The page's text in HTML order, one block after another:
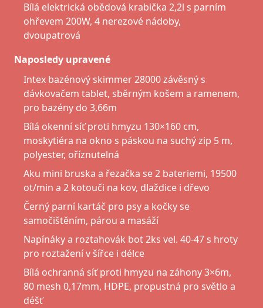
Bílá elektrická obědová krabička 2,2l s parním
ohřevem 200W, 4 nerezové nádoby,
dvoupatrová
Naposledy upravené
Intex bazénový skimmer 28000 závěsný s
dávkovačem tablet, sběrným košem a ramenem,
pro bazény do 3,66m
Bílá okenní síť proti hmyzu 130×160 cm,
moskytiéra na okno s páskou na suchý zip 5 m,
polyester, oříznutelná
Aku mini bruska a řezačka se 2 bateriemi, 19500
ot/min a 2 kotouči na kov, dlaždice i dřevo
Černý parní kartáč pro psy a kočky se
samočištěním, párou a masáží
Napínáky a roztahovák bot 2ks vel. 40-47 s hroty
pro roztažení v šířce i délce
Bílá ochranná síť proti hmyzu na záhony 3×6m,
80 mesh 0,17mm, HDPE, propustná pro světlo a
déšť